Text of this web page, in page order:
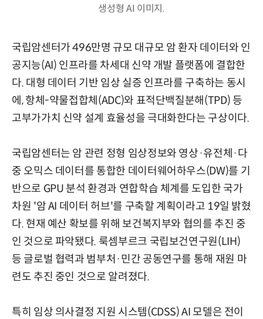
생성형 AI 이미지.
국립암센터가 496만명 규모 대규모 암 환자 데이터와 인
공지능(AI) 인프라를 차세대 신약 개발 플랫폼에 결합한
다. 대형 데이터 기반 임상 실증 인프라를 구축하는 동시
에, 항체-약물접합체(ADC)와 표적단백질분해(TPD) 등
고부가가치 신약 설계 효율성을 극대화한다는 구상이다.
국립암센터는 암 관련 정형 임상정보와 영상·유전체·다
중 오믹스 데이터를 통합한 데이터웨어하우스(DW)를 기
반으로 GPU 분석 환경과 연합학습 체계를 도입한 국가
차원 '암 AI 데이터 허브'를 구축할 계획이라고 19일 밝혔
다. 현재 예산 확보를 위해 보건복지부와 협의를 추진 중
인 것으로 파악됐다. 룩셈부르크 국립보건연구원(LIH)
등 글로벌 협력과 범부처·민간 공동연구를 통해 재원 마
련도 추진 중인 것으로 알려졌다.
특히 임상 의사결정 지원 시스템(CDSS) AI 모델은 전이